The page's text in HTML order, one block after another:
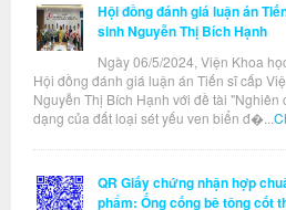
Hội đồng đánh giá luận án
sinh Nguyễn Thị Bích Hạnh
Ngày 06/5/2024, Viện Khoa
Hội đồng đánh giá luận án Tiến sĩ cấp
Nguyễn Thị Bích Hạnh với đề tài "Nghiên
dạng của đất loại sét yếu ven biển đ�...
QR Giấy chứng nhận hợp
phẩm: Ống cống bê tông cốt